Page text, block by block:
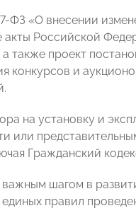
ФЗ «О внесении
акты Российской
также проект
конкурсов и
на установку и
или
Гражданский
шагом в
правил